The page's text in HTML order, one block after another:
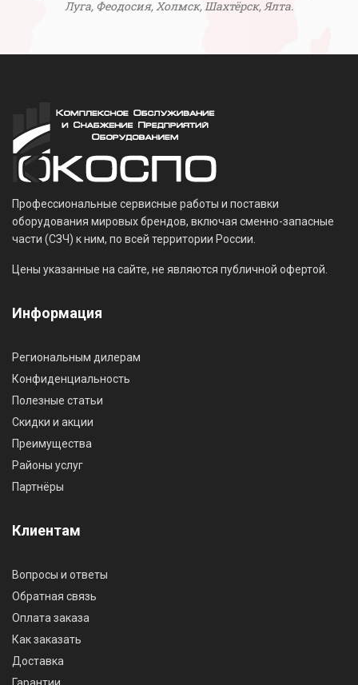
Луга, Феодосия, Холмск, Шахтёрск, Ялта.
Профессиональные сервисные работы и поставки
оборудования мировых брендов, включая сменно-запасные
части (СЗЧ) к ним, по всей территории России.
Цены указанные на сайте, не являются публичной офертой.
Информация
Региональным дилерам
Конфиденциальность
Полезные статьи
Скидки и акции
Преимущества
Районы услуг
Партнёры
Клиентам
Вопросы и ответы
Обратная связь
Оплата заказа
Как заказать
Доставка